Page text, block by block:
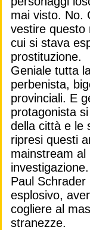
mai visto. No.
vestire questo
cui si stava
prostituzione.
Geniale tutta
perbenista,
provinciali. E
protagonista
della città e le
ripresi questi
mainstream al
investigazione.
Paul
esplosivo,
cogliere al
stranezze.